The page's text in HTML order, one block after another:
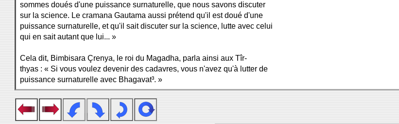
sommes doués d'une puissance surnaturelle, que nous savons discuter
sur la science. Le cramana Gautama aussi prétend qu'il est doué d'une
puissance surnaturelle, et qu'il sait discuter sur la science, lutte avec celui
qui en sait autant que lui... »
Cela dit, Bimbisara Çrenya, le roi du Magadha, parla ainsi aux Tîr-
thyas : « Si vous voulez devenir des cadavres, vous n'avez qu'à lutter de
puissance surnaturelle avec Bhagavat³. »